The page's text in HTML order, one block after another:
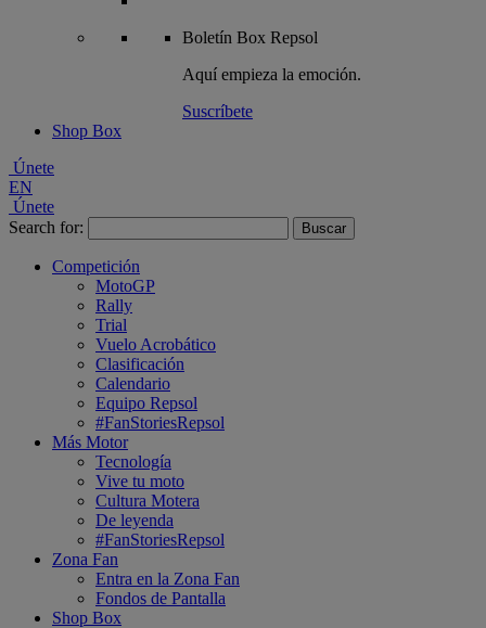
Boletín Box Repsol
Aquí empieza la emoción.
Suscríbete
Shop Box
Únete
EN
Únete
Search for:
Competición
MotoGP
Rally
Trial
Vuelo Acrobático
Clasificación
Calendario
Equipo Repsol
#FanStoriesRepsol
Más Motor
Tecnología
Vive tu moto
Cultura Motera
De leyenda
#FanStoriesRepsol
Zona Fan
Entra en la Zona Fan
Fondos de Pantalla
Shop Box